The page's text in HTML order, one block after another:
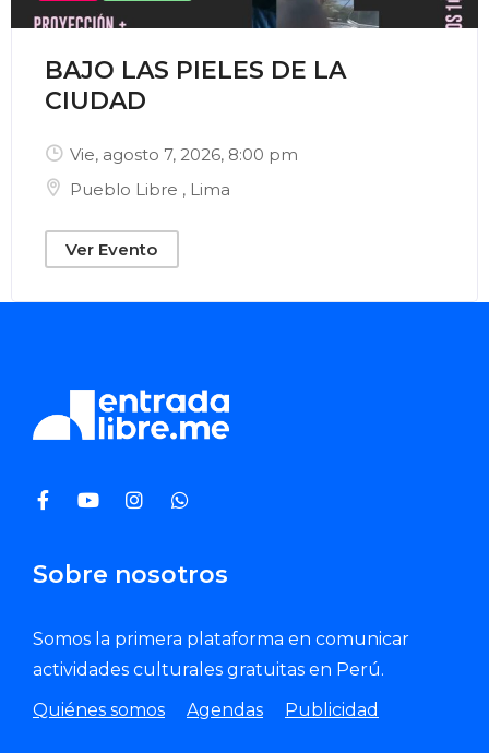
BAJO LAS PIELES DE LA
CIUDAD
Vie, agosto 7, 2026, 8:00 pm
Pueblo Libre , Lima
Ver Evento
Sobre nosotros
Somos la primera plataforma en comunicar
actividades culturales gratuitas en Perú.
Quiénes somos
Agendas Publicidad